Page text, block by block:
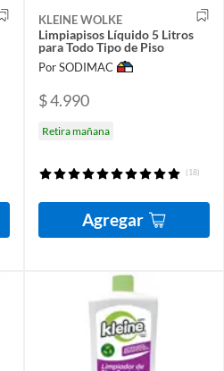
KLEINE WOLKE
Limpiapisos Líquido 5 Litros
para Todo Tipo de Piso
Por SODIMAC
$ 4.990
Retira mañana
(18)
Agregar